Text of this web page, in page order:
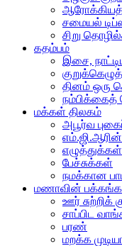
சமையல்
சிறு
கதம்பம்
இசை,
தினம் ஒரு
மக்கள் திலகம்
அபூர்வ
எம்.ஜி.ஆரின்
எழுத்துக்கள்
பேச்சுக்கள்
நமக்கான
மணாவின்
ஊர் சுற்றிக்
சாப்பிட
பரண்
மறக்க